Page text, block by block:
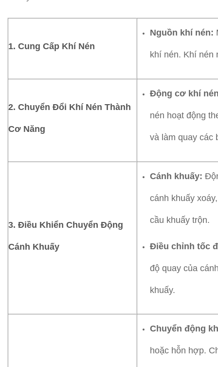
1. Cung Cấp Khí Nén
Nguồn khí nén:
khí nén. Khí nén
2. Chuyển Đổi Khí Nén Thành
Cơ Năng
Động cơ khí
nén hoạt động
và làm quay các
3. Điều Khiển Chuyển Động
Cánh Khuấy
Cánh khuấy:
cánh khuấy
cầu khuấy trộn.
Điều chỉnh tốc
độ quay của
khuấy.
Chuyển động
hoặc hỗn hợp.